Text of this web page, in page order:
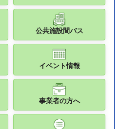
公共施設間バス
イベント情報
事業者の方へ